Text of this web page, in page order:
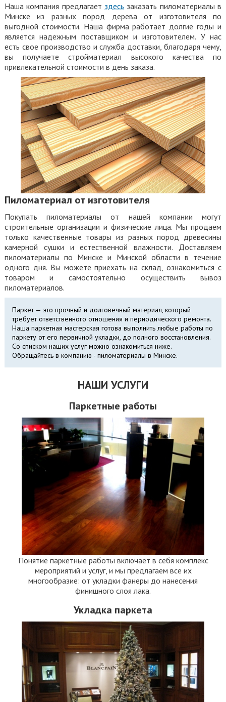
Наша компания предлагает здесь заказать пиломатериалы в
Минске из разных пород дерева от изготовителя по
выгодной стоимости. Наша фирма работает долгие годы и
является надежным поставщиком и изготовителем. У нас
есть свое производство и служба доставки, благодаря чему,
вы получаете стройматериал высокого качества по
привлекательной стоимости в день заказа.
Пиломатериал от изготовителя
Покупать пиломатериалы от нашей компании могут
строительные организации и физические лица. Мы продаем
только качественные товары из разных пород древесины
камерной сушки и естественной влажности. Доставляем
пиломатериалы по Минске и Минской области в течение
одного дня. Вы можете приехать на склад, ознакомиться с
товаром и самостоятельно осуществить вывоз
пиломатериалов.
Паркет — это прочный и долговечный материал, который
требует ответственного отношения и периодического ремонта.
Наша паркетная мастерская готова выполнить любые работы по
паркету от его первичной укладки, до полного восстановления.
Со списком наших услуг можно ознакомиться ниже.
Обращайтесь в компанию - пиломатериалы в Минске.
НАШИ УСЛУГИ
Паркетные работы
Понятие паркетные работы включает в себя комплекс
мероприятий и услуг, и мы предлагаем все их
многообразие: от укладки фанеры до нанесения
финишного слоя лака.
Укладка паркета